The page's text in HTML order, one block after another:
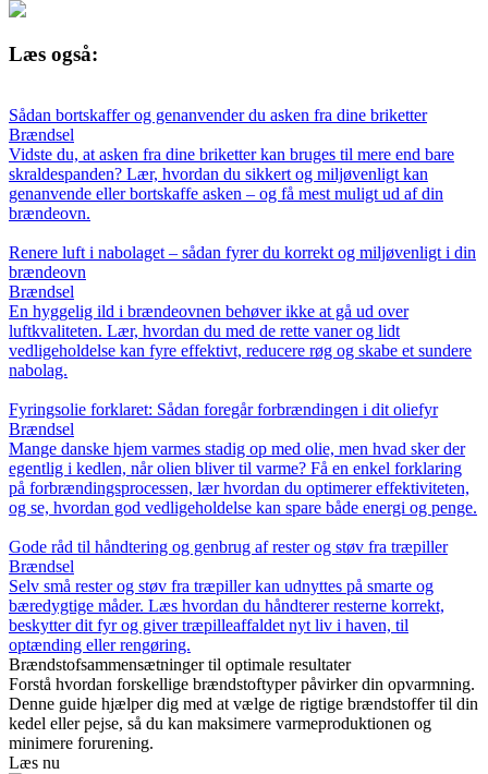
Læs også:
Sådan bortskaffer og genanvender du asken fra dine briketter
Brændsel
Vidste du, at asken fra dine briketter kan bruges til mere end bare
skraldespanden? Lær, hvordan du sikkert og miljøvenligt kan
genanvende eller bortskaffe asken – og få mest muligt ud af din
brændeovn.
Renere luft i nabolaget – sådan fyrer du korrekt og miljøvenligt i din
brændeovn
Brændsel
En hyggelig ild i brændeovnen behøver ikke at gå ud over
luftkvaliteten. Lær, hvordan du med de rette vaner og lidt
vedligeholdelse kan fyre effektivt, reducere røg og skabe et sundere
nabolag.
Fyringsolie forklaret: Sådan foregår forbrændingen i dit oliefyr
Brændsel
Mange danske hjem varmes stadig op med olie, men hvad sker der
egentlig i kedlen, når olien bliver til varme? Få en enkel forklaring
på forbrændingsprocessen, lær hvordan du optimerer effektiviteten,
og se, hvordan god vedligeholdelse kan spare både energi og penge.
Gode råd til håndtering og genbrug af rester og støv fra træpiller
Brændsel
Selv små rester og støv fra træpiller kan udnyttes på smarte og
bæredygtige måder. Læs hvordan du håndterer resterne korrekt,
beskytter dit fyr og giver træpilleaffaldet nyt liv i haven, til
optænding eller rengøring.
Brændstofsammensætninger til optimale resultater
Forstå hvordan forskellige brændstoftyper påvirker din opvarmning.
Denne guide hjælper dig med at vælge de rigtige brændstoffer til din
kedel eller pejse, så du kan maksimere varmeproduktionen og
minimere forurening.
Læs nu